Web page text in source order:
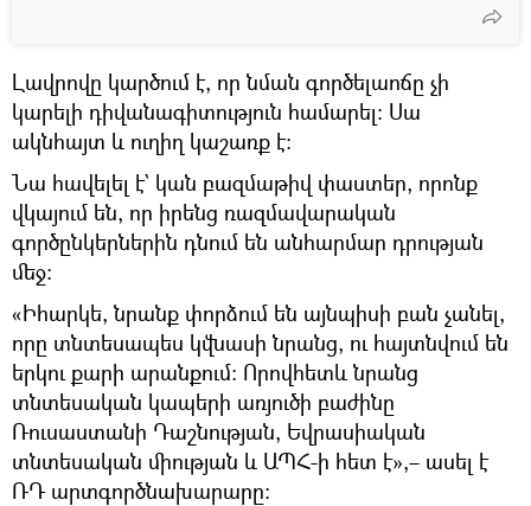
Լավրովը կարծում է, որ նման գործելաոճը չի
կարելի դիվանագիտություն համարել։ Սա
ակնհայտ և ուղիղ կաշառք է։
Նա հավելել է` կան բազմաթիվ փաստեր, որոնք
վկայում են, որ իրենց ռազմավարական
գործընկերներին դնում են անհարմար դրության
մեջ։
«Իհարկե, նրանք փորձում են այնպիսի բան չանել,
որը տնտեսապես կվնասի նրանց, ու հայտնվում են
երկու քարի արանքում: Որովհետև նրանց
տնտեսական կապերի առյուծի բաժինը
Ռուսաստանի Դաշնության, Եվրասիական
տնտեսական միության և ԱՊՀ-ի հետ է»,– ասել է
ՌԴ արտգործնախարարը։